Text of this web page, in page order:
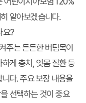
알아보겠습니다.
요?
주는 든든한 버팀목이
게 충치, 잇몸 질환 등
다. 주요 보장 내용을
선택하는 것이 중요